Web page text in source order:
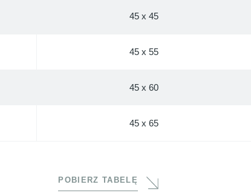
45 x 45
45 x 55
45 x 60
45 x 65
POBIERZ TABELĘ